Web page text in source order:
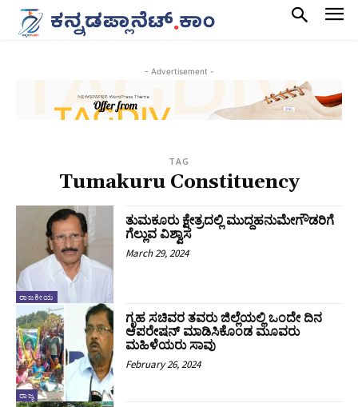
- Advertisement -
TAG
Tumakuru Constituency
ರಾಜಕೀಯ
ತುಮಕೂರು ಕ್ಷೇತ್ರದಲ್ಲಿ ಮುದ್ದಹನುಮೇಗೌಡರಿಗೆ
ಗೆಲ್ಲುವ ವಿಶ್ವಾಸ
March 29, 2024
ರಾಜ್ಯ
ಗೃಹ ಸಚಿವರ ತವರು ಜಿಲ್ಲೆಯಲ್ಲಿ ಒಂದೇ ದಿನ
ಆಪರೇಷನ್‌ ಮಾಡಿಸಿಕೊಂಡ ಮೂವರು
ಮಹಿಳೆಯರು ಸಾವು
February 26, 2024